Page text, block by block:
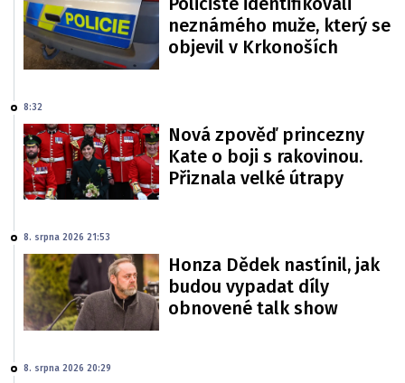
neznámého muže, který se
objevil v Krkonoších
8:32
Nová zpověď princezny
Kate o boji s rakovinou.
Přiznala velké útrapy
8. srpna 2026 21:53
Honza Dědek nastínil, jak
budou vypadat díly
obnovené talk show
8. srpna 2026 20:29